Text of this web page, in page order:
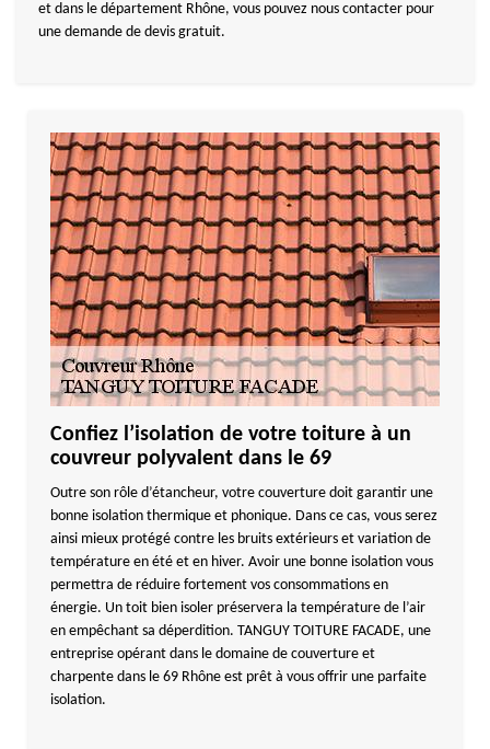
et dans le département Rhône, vous pouvez nous contacter pour
une demande de devis gratuit.
Confiez l’isolation de votre toiture à un
couvreur polyvalent dans le 69
Outre son rôle d’étancheur, votre couverture doit garantir une
bonne isolation thermique et phonique. Dans ce cas, vous serez
ainsi mieux protégé contre les bruits extérieurs et variation de
température en été et en hiver. Avoir une bonne isolation vous
permettra de réduire fortement vos consommations en
énergie. Un toit bien isoler préservera la température de l’air
en empêchant sa déperdition. TANGUY TOITURE FACADE, une
entreprise opérant dans le domaine de couverture et
charpente dans le 69 Rhône est prêt à vous offrir une parfaite
isolation.